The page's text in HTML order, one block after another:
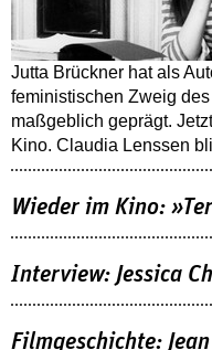
Jutta Brückner hat als
feministischen Zweig
maßgeblich geprägt.
Kino. Claudia Lenssen
Wieder im Kino:
Interview: Jessica
Filmgeschichte: